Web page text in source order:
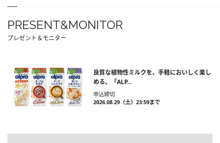
PRESENT&MONITOR
プレゼント＆モニター
良質な植物性ミルクを、手軽においしく楽し
める。「ALP...
申込締切
2026.08.29（土）23:59まで